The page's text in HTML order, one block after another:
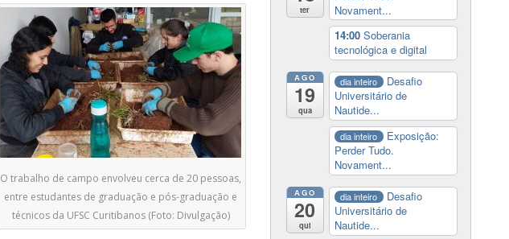
O trabalho de campo envolveu cerca de 20 pessoas,
entre estudantes de graduação e pós-graduação e
técnicos da UFSC Curitibanos (Foto: Divulgação)
ter
Novament...
14:00 Soberania
tecnológica e digital
AGO
19
qua
dia inteiro
Desafio
Universitário de
Nautide...
dia inteiro
Exposição:
Perder Tudo.
Novament...
AGO
20
qui
dia inteiro
Desafio
Universitário de
Nautide...